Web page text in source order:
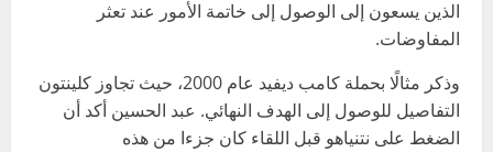
الذين يسعون إلى الوصول إلى خاتمة الأمور عند تعثر
المفاوضات.
وذكر مثالًا بحملة كامب ديفيد عام 2000، حيث تجاوز كلينتون
التفاصيل للوصول إلى الهدف النهائي. عبد الحسين أكد أن
الضغط على نتنياهو قبل اللقاء كان جزءا من هذه